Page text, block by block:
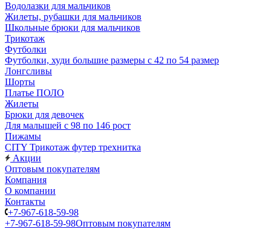
Водолазки для мальчиков
Жилеты, рубашки для мальчиков
Школьные брюки для мальчиков
Трикотаж
Футболки
Футболки, худи большие размеры с 42 по 54 размер
Лонгсливы
Шорты
Платье ПОЛО
Жилеты
Брюки для девочек
Для малышей с 98 по 146 рост
Пижамы
CITY Трикотаж футер трехнитка
Акции
Оптовым покупателям
Компания
О компании
Контакты
+7-967-618-59-98
+7-967-618-59-98Оптовым покупателям